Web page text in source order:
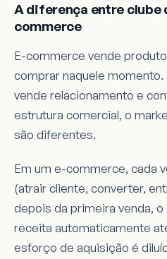
A diferença entre clube
commerce
E-commerce vende
comprar naquele momento.
vende relacionamento e
estrutura comercial, o
são diferentes.
Em um e-commerce, cada
(atrair cliente, converter,
depois da primeira venda,
receita automaticamente
esforço de aquisição é